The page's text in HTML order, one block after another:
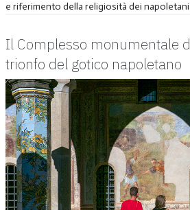
e riferimento della religiosità dei napoletani.
Il Complesso monumentale
trionfo del gotico napoletano